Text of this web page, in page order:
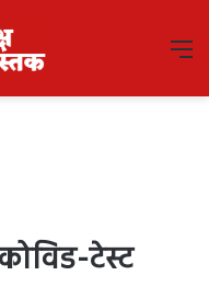
टेस्ट